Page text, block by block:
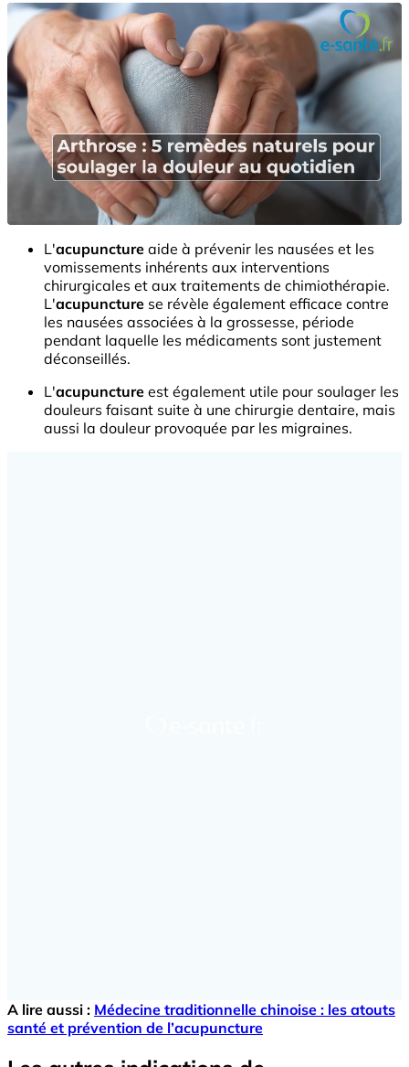
L'acupuncture aide à prévenir les nausées et les
vomissements inhérents aux interventions
chirurgicales et aux traitements de chimiothérapie.
L'acupuncture se révèle également efficace contre
les nausées associées à la grossesse, période
pendant laquelle les médicaments sont justement
déconseillés.
L'acupuncture est également utile pour soulager les
douleurs faisant suite à une chirurgie dentaire, mais
aussi la douleur provoquée par les migraines.
A lire aussi : Médecine traditionnelle chinoise : les atouts
santé et prévention de l’acupuncture